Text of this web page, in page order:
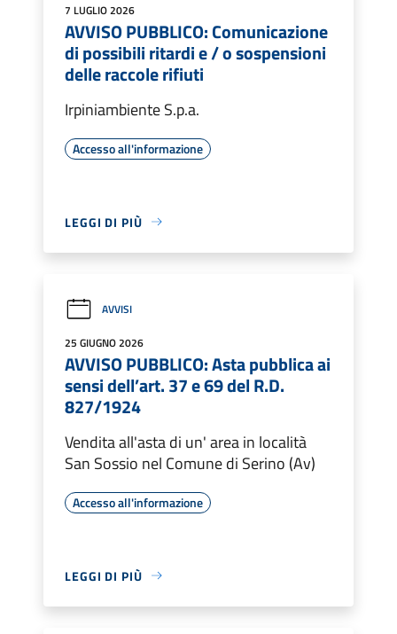
7 LUGLIO 2026
AVVISO PUBBLICO: Comunicazione
di possibili ritardi e / o sospensioni
delle raccole rifiuti
Irpiniambiente S.p.a.
Accesso all'informazione
LEGGI DI PIÙ
AVVISI
25 GIUGNO 2026
AVVISO PUBBLICO: Asta pubblica ai
sensi dell’art. 37 e 69 del R.D.
827/1924
Vendita all'asta di un' area in località
San Sossio nel Comune di Serino (Av)
Accesso all'informazione
LEGGI DI PIÙ